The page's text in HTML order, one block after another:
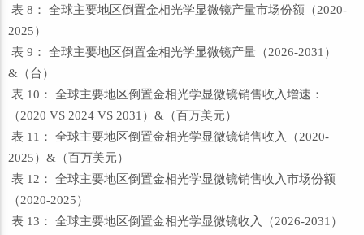
表 8： 全球主要地区倒置金相光学显微镜产量市场份额（2020-
2025）
表 9： 全球主要地区倒置金相光学显微镜产量（2026-2031）
&（台）
表 10： 全球主要地区倒置金相光学显微镜销售收入增速：
（2020 VS 2024 VS 2031）&（百万美元）
表 11： 全球主要地区倒置金相光学显微镜销售收入（2020-
2025）&（百万美元）
表 12： 全球主要地区倒置金相光学显微镜销售收入市场份额
（2020-2025）
表 13： 全球主要地区倒置金相光学显微镜收入（2026-2031）